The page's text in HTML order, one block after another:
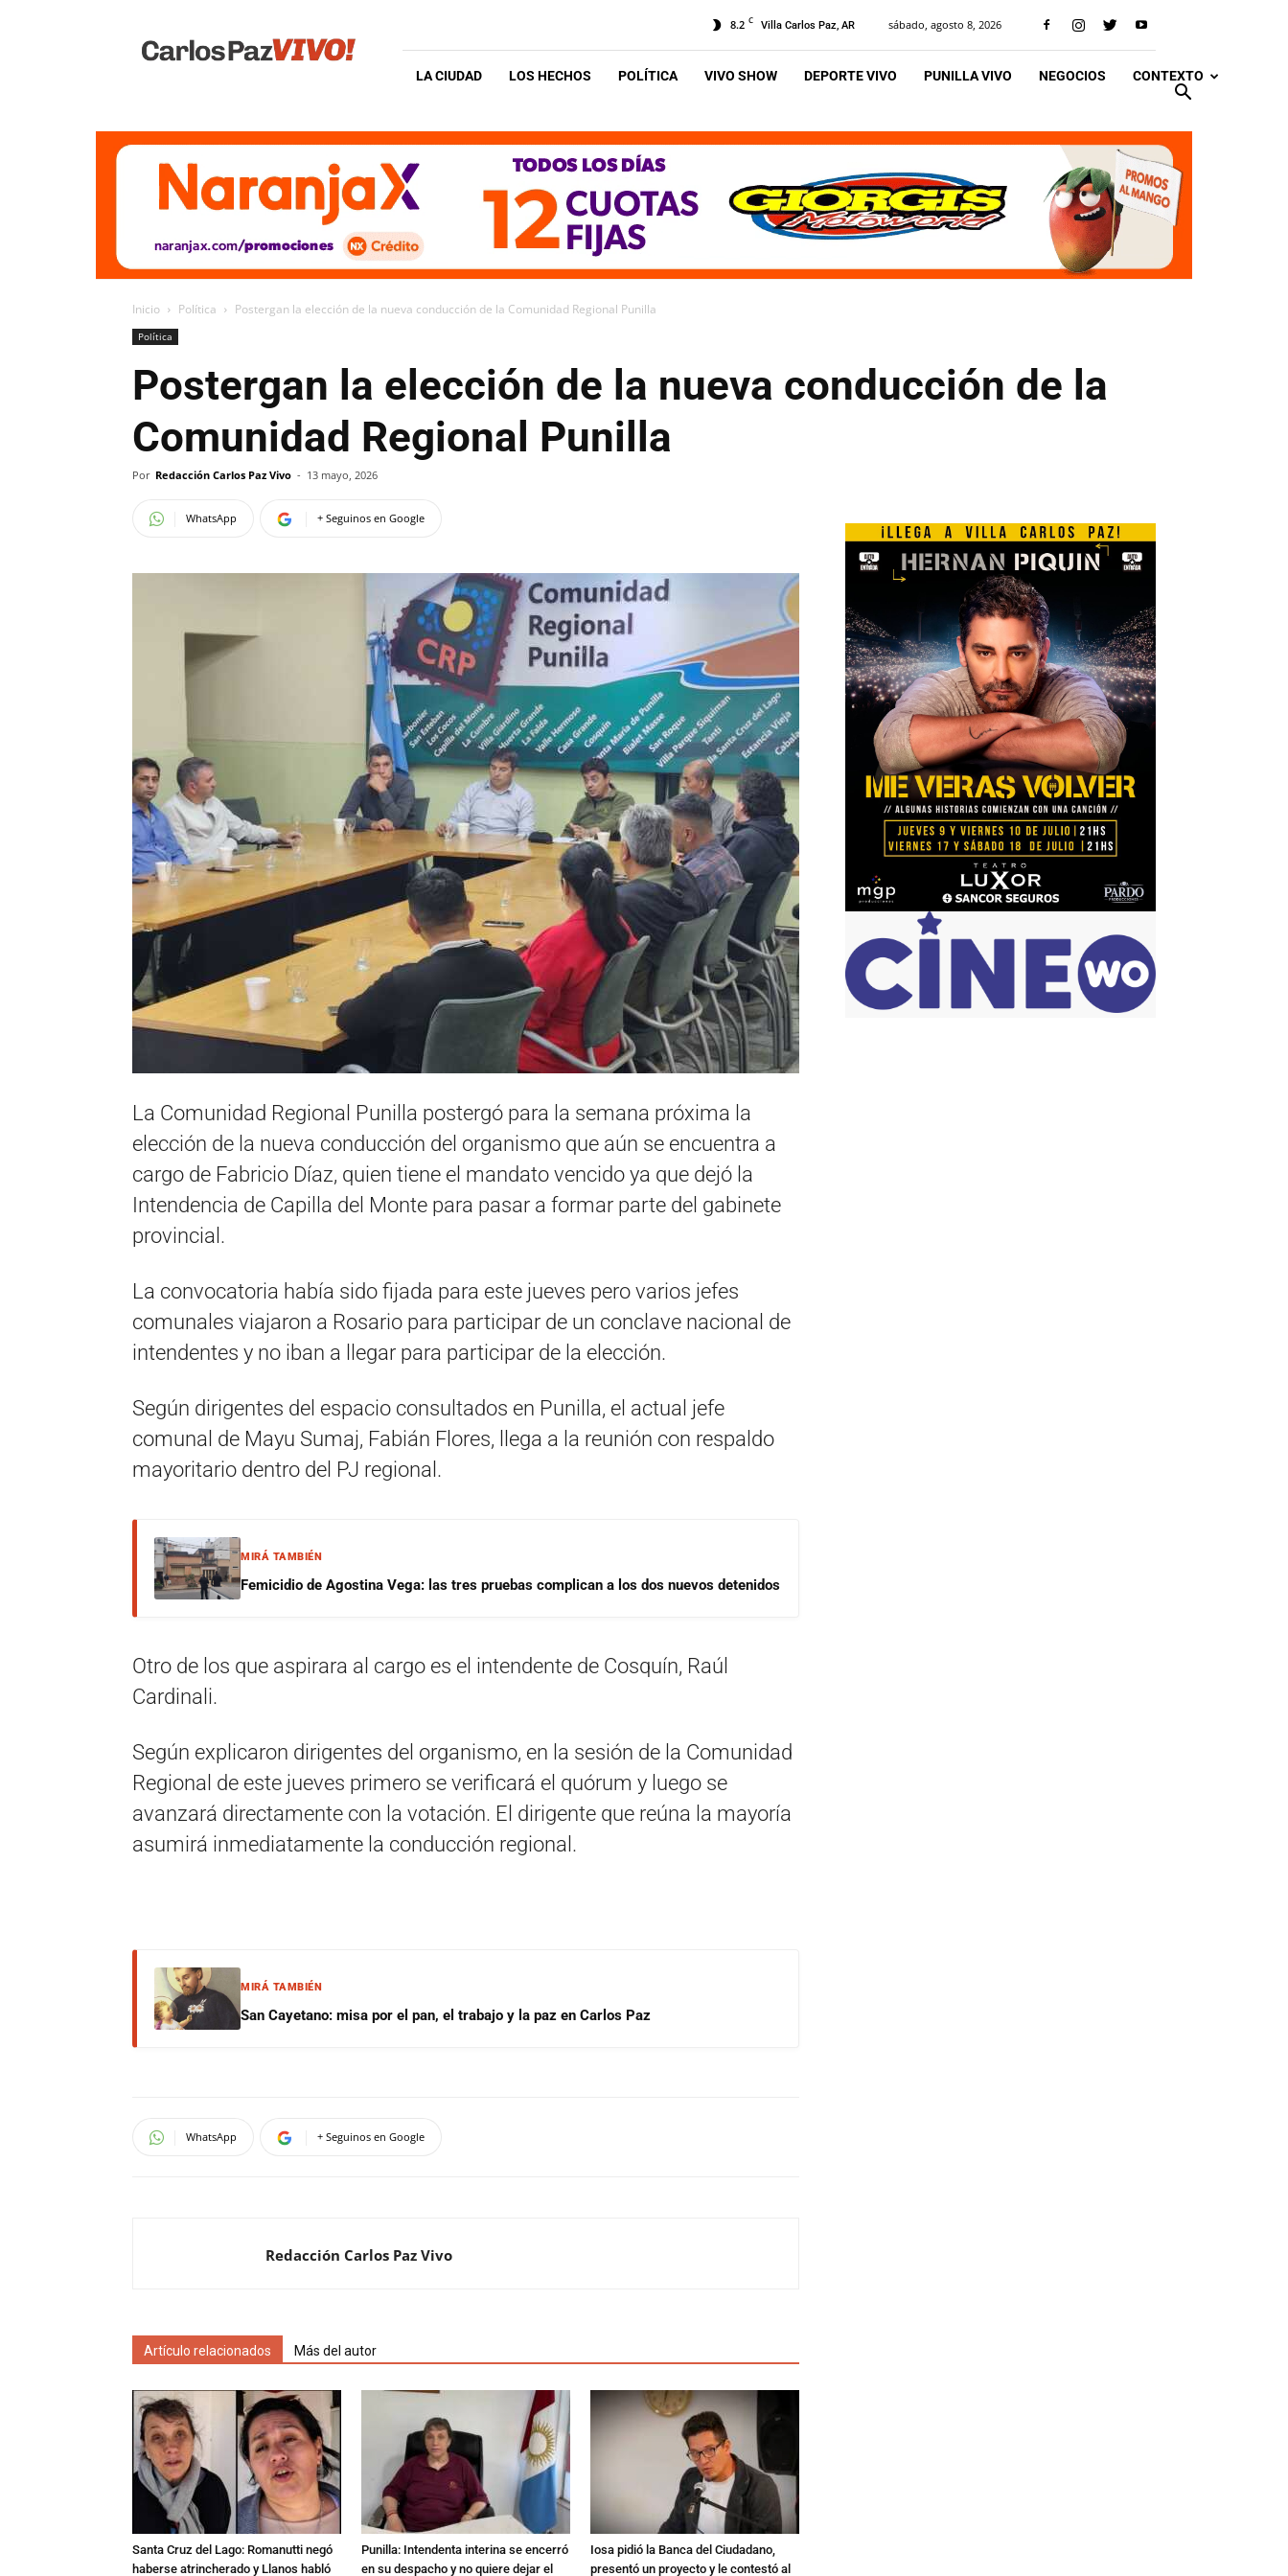
Vivo
8.2 C Villa Carlos Paz, AR sábado, agosto 8, 2026
LA CIUDAD LOS HECHOS POLÍTICA VIVO SHOW DEPORTE VIVO PUNILLA VIVO NEGOCIOS CONTEXTO
Inicio Política Postergan la elección de la nueva conducción de la Comunidad Regional Punilla
Política
Postergan la elección de la nueva conducción de la
Comunidad Regional Punilla
Por Redacción Carlos Paz Vivo - 13 mayo, 2026
WhatsApp + Seguinos en Google
La Comunidad Regional Punilla postergó para la semana próxima la
elección de la nueva conducción del organismo que aún se encuentra a
cargo de Fabricio Díaz, quien tiene el mandato vencido ya que dejó la
Intendencia de Capilla del Monte para pasar a formar parte del gabinete
provincial.
La convocatoria había sido fijada para este jueves pero varios jefes
comunales viajaron a Rosario para participar de un conclave nacional de
intendentes y no iban a llegar para participar de la elección.
Según dirigentes del espacio consultados en Punilla, el actual jefe
comunal de Mayu Sumaj, Fabián Flores, llega a la reunión con respaldo
mayoritario dentro del PJ regional.
MIRÁ TAMBIÉN
Femicidio de Agostina Vega: las tres pruebas complican a los dos nuevos detenidos
Otro de los que aspirara al cargo es el intendente de Cosquín, Raúl
Cardinali.
Según explicaron dirigentes del organismo, en la sesión de la Comunidad
Regional de este jueves primero se verificará el quórum y luego se
avanzará directamente con la votación. El dirigente que reúna la mayoría
asumirá inmediatamente la conducción regional.
MIRÁ TAMBIÉN
San Cayetano: misa por el pan, el trabajo y la paz en Carlos Paz
WhatsApp + Seguinos en Google
Redacción Carlos Paz Vivo
Artículo relacionados Más del autor
Santa Cruz del Lago: Romanutti negó
haberse atrincherado y Llanos habló
Punilla: Intendenta interina se encerró
en su despacho y no quiere dejar el
Iosa pidió la Banca del Ciudadano,
presentó un proyecto y le contestó al